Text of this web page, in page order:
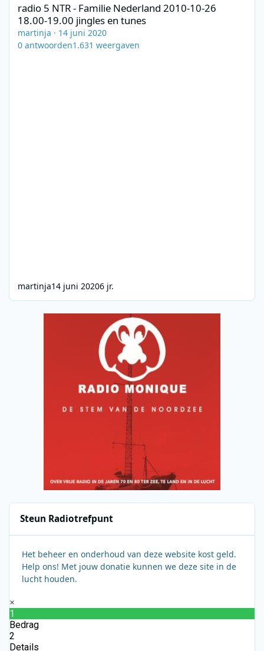
radio 5 NTR - Familie Nederland 2010-10-26
18.00-19.00 jingles en tunes
martinja · 14 juni 2020
0 antwoorden1.631 weergaven
martinja14 juni 20206 jr.
Steun Radiotrefpunt
Het beheer en onderhoud van deze website kost geld.
Help ons! Met jouw donatie kunnen we deze site in de
lucht houden.